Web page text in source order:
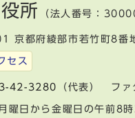
所 （法人番号：
京都府綾部市若竹町8番
セス
42-3280 （代表） フ
曜日から金曜日の午前8